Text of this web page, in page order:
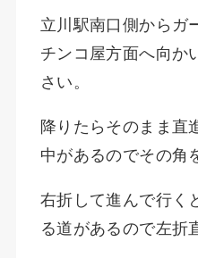
立川駅南口側からガ
チンコ屋方面へ向か
さい。
降りたらそのまま直
中があるのでその角
右折して進んで行く
る道があるので左折